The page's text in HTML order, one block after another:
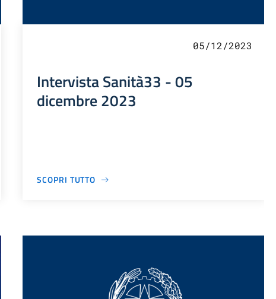
05/12/2023
Intervista Sanità33 - 05
dicembre 2023
SCOPRI TUTTO